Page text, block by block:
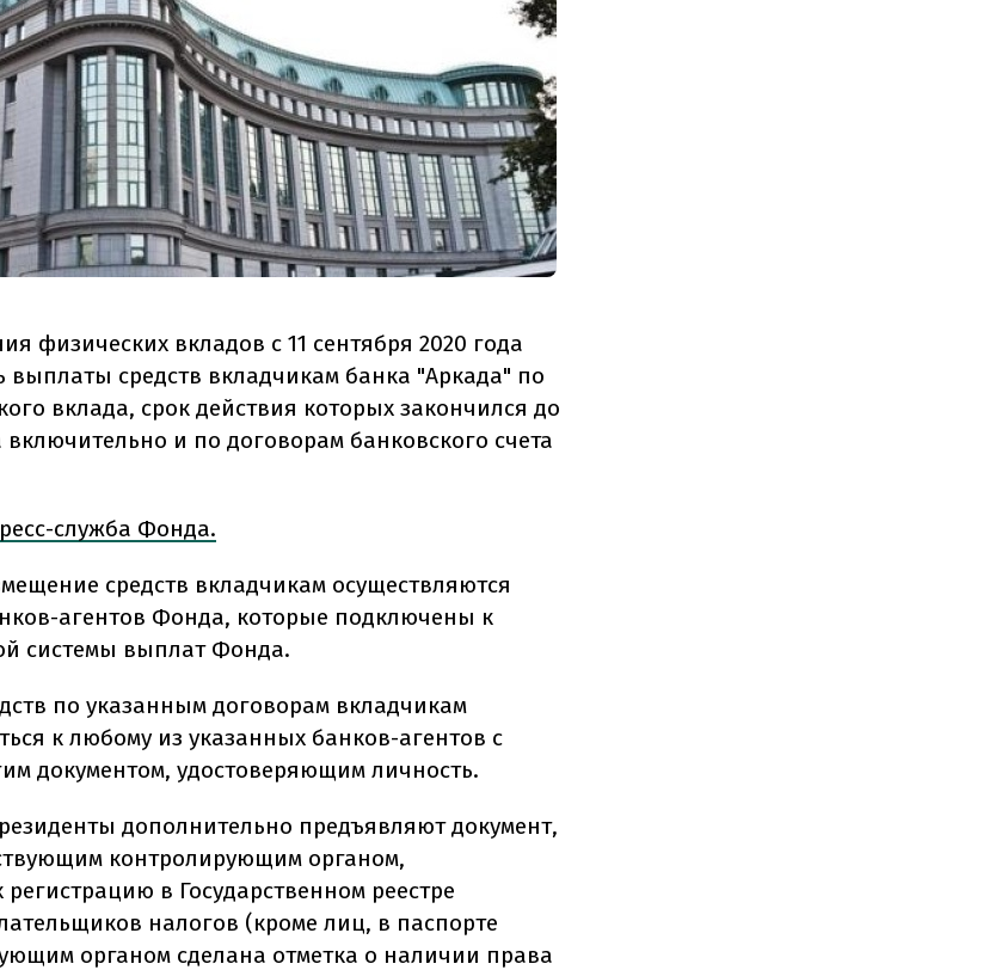
физических вкладов с 11 сентября 2020 года
выплаты средств вкладчикам банка "Аркада" по
вклада, срок действия которых закончился до
включительно и по договорам банковского счета
служба Фонда.
средств вкладчикам осуществляются
агентов Фонда, которые подключены к
системы выплат Фонда.
по указанным договорам вкладчикам
к любому из указанных банков-агентов с
документом, удостоверяющим личность.
дополнительно предъявляют документ,
контролирующим органом,
в Государственном реестре
налогов (кроме лиц, в паспорте
органом сделана отметка о наличии права